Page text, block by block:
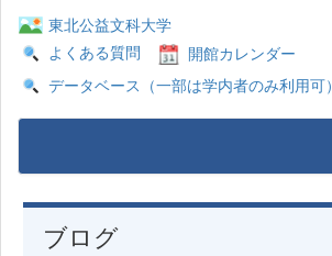
東北公益文科大学
よくある質問
開館カレンダー
データベース（一部は学内者のみ利用可）
ブログ